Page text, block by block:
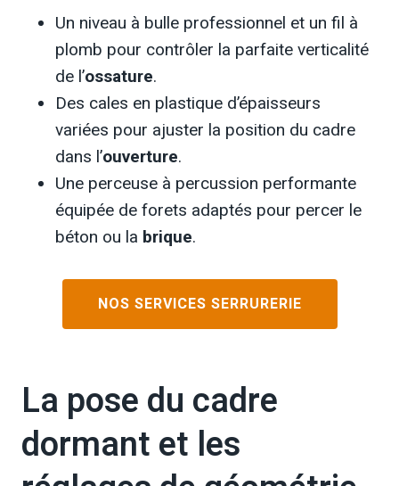
Un niveau à bulle professionnel et un fil à
plomb pour contrôler la parfaite verticalité
de l’ossature.
Des cales en plastique d’épaisseurs
variées pour ajuster la position du cadre
dans l’ouverture.
Une perceuse à percussion performante
équipée de forets adaptés pour percer le
béton ou la brique.
NOS SERVICES SERRURERIE
La pose du cadre
dormant et les